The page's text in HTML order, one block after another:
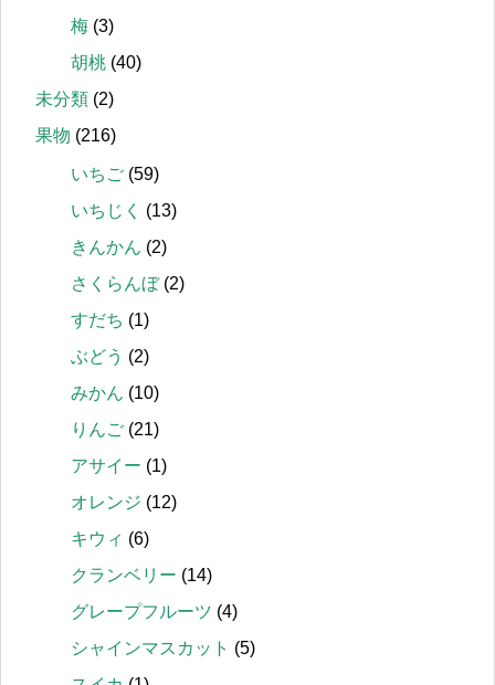
梅 (3)
胡桃 (40)
未分類 (2)
果物 (216)
いちご (59)
いちじく
(13)
きんかん (2)
さくらんぼ(2)
すだち (1)
ぶどう (2)
みかん (10)
りんご (21)
アサイー (1)
オレンジ (12)
キウィ (6)
クランベリー (14)
グレープフルーツ (4)
シャインマスカット (5)